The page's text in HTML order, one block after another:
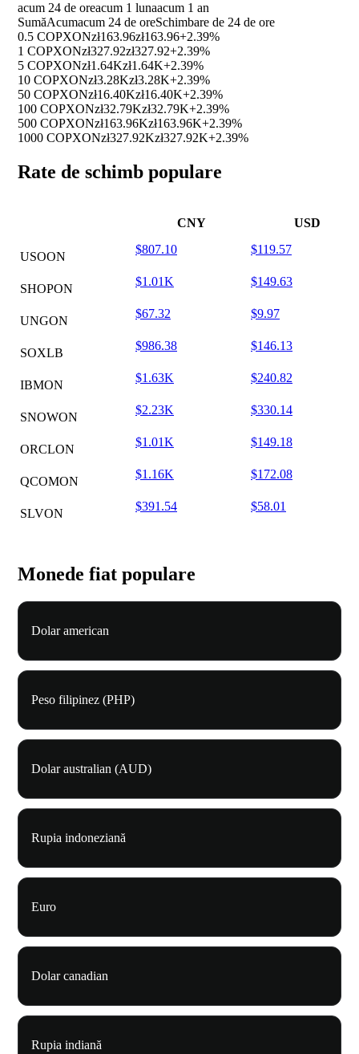
acum 24 de oreacum 1 lunaacum 1 an
SumăAcumacum 24 de oreSchimbare de 24 de ore
0.5 COPXONzł163.96zł163.96+2.39%
1 COPXONzł327.92zł327.92+2.39%
5 COPXONzł1.64Kzł1.64K+2.39%
10 COPXONzł3.28Kzł3.28K+2.39%
50 COPXONzł16.40Kzł16.40K+2.39%
100 COPXONzł32.79Kzł32.79K+2.39%
500 COPXONzł163.96Kzł163.96K+2.39%
1000 COPXONzł327.92Kzł327.92K+2.39%
Rate de schimb populare
CNY USD
USOON
$807.10 $119.57
SHOPON
$1.01K $149.63
UNGON
$67.32 $9.97
SOXLB
$986.38 $146.13
IBMON
$1.63K $240.82
SNOWON
$2.23K $330.14
ORCLON
$1.01K $149.18
QCOMON
$1.16K $172.08
SLVON
$391.54 $58.01
Monede fiat populare
Dolar american
Peso filipinez (PHP)
Dolar australian (AUD)
Rupia indoneziană
Euro
Dolar canadian
Rupia indiană